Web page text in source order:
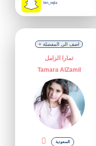
bin_oqla
+ اضف الى المفضلة
تمارا الزامل
Tamara AlZamil
السعودية